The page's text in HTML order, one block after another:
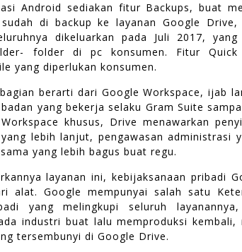
Android sediakan fitur Backups, buat
di backup ke layanan Google
dikeluarkan pada Juli 2017, yang
folder di pc konsumen. Fitur
yang diperlukan konsumen.
berarti dari Google Workspace, ijab
yang bekerja selaku Gram Suite
khusus, Drive menawarkan
lebih lanjut, pengawasan administrasi
yang lebih bagus buat regu.
layanan ini, kebijaksanaan pribadi
alat. Google mempunyai salah satu
yang melingkupi seluruh
industri buat lalu memproduksi kembali,
tersembunyi di Google Drive.